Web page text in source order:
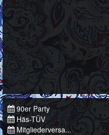
90er Party
Häs-TÜV
Mitgliederversa...